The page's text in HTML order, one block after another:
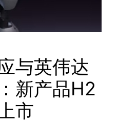
与英伟达
新产品H2
市